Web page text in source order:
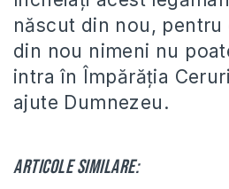
născut din nou, pentru
din nou nimeni nu
intra în Împărăția
ajute Dumnezeu.
Articole similare: